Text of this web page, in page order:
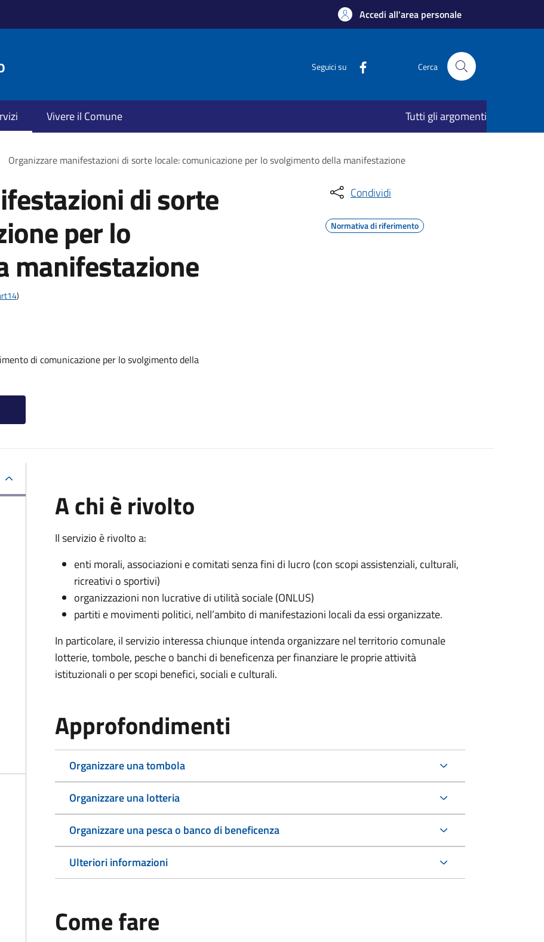
Accedi all'area personale
Seguici su Cerca
Vivere il Comune Tutti gli argomenti
Organizzare manifestazioni di sorte locale: comunicazione per lo svolgimento della manifestazione
di sorte
per lo
manifestazione
)
di comunicazione per lo svolgimento della
Condividi
Normativa di riferimento
A chi è rivolto
Il servizio è rivolto a:
enti morali, associazioni e comitati senza fini di lucro (con scopi assistenziali, culturali,
ricreativi o sportivi)
organizzazioni non lucrative di utilità sociale (ONLUS)
partiti e movimenti politici, nell’ambito di manifestazioni locali da essi organizzate.
In particolare, il servizio interessa chiunque intenda organizzare nel territorio comunale
lotterie, tombole, pesche o banchi di beneficenza per finanziare le proprie attività
istituzionali o per scopi benefici, sociali e culturali.
Approfondimenti
Organizzare una tombola
Organizzare una lotteria
Organizzare una pesca o banco di beneficenza
Ulteriori informazioni
Come fare